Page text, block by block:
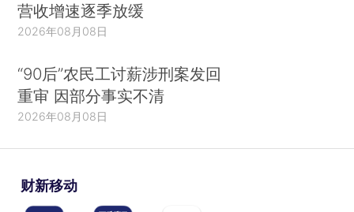
营收增速逐季放缓
2026年08月08日
“90后”农民工讨薪涉刑案发回
重审 因部分事实不清
2026年08月08日
财新移动